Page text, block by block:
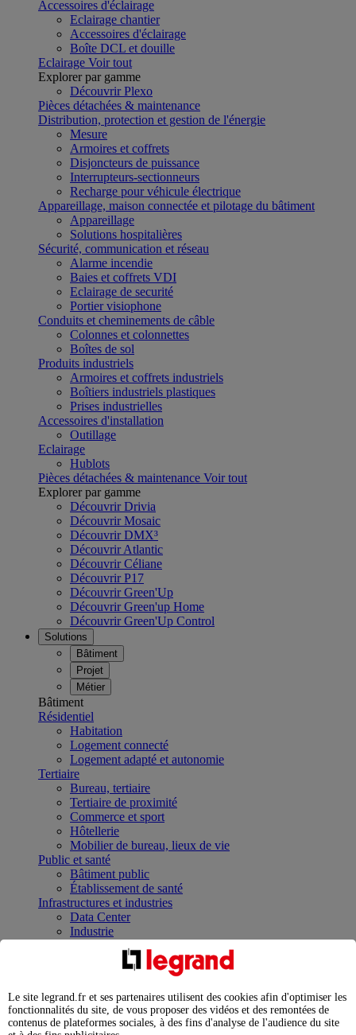
Accessoires d'éclairage
Eclairage chantier
Accessoires d'éclairage
Boîte DCL et douille
Eclairage Voir tout
Explorer par gamme
Découvrir Plexo
Pièces détachées & maintenance
Distribution, protection et gestion de l'énergie
Mesure
Armoires et coffrets
Disjoncteurs de puissance
Interrupteurs-sectionneurs
Recharge pour véhicule électrique
Appareillage, maison connectée et pilotage du bâtiment
Appareillage
Solutions hospitalières
Sécurité, communication et réseau
Alarme incendie
Baies et coffrets VDI
Eclairage de securité
Portier visiophone
Conduits et cheminements de câble
Colonnes et colonnettes
Boîtes de sol
Produits industriels
Armoires et coffrets industriels
Boîtiers industriels plastiques
Prises industrielles
Accessoires d'installation
Outillage
Eclairage
Hublots
Pièces détachées & maintenance Voir tout
Explorer par gamme
Découvrir Drivia
Découvrir Mosaic
Découvrir DMX³
Découvrir Atlantic
Découvrir Céliane
Découvrir P17
Découvrir Green'Up
Découvrir Green'up Home
Découvrir Green'Up Control
Solutions
Bâtiment
Projet
Métier
Bâtiment
Résidentiel
Habitation
Logement connecté
Logement adapté et autonomie
Tertiaire
Bureau, tertiaire
Tertiaire de proximité
Commerce et sport
Hôtellerie
Mobilier de bureau, lieux de vie
Public et santé
Bâtiment public
Établissement de santé
Infrastructures et industries
Data Center
Industrie
Infrastructures
Contrôler et planifier le fonctionnement des appareils
Répartir et optimiser son tableau électrique
Legrand Data Center Solutions : concentrer les
expertises au service de vos performances
Le site legrand.fr et ses partenaires utilisent des cookies afin d'optimiser les
fonctionnalités du site, de vous proposer des vidéos et des remontées de
contenus de plateformes sociales, à des fins d'analyse de l'audience du site